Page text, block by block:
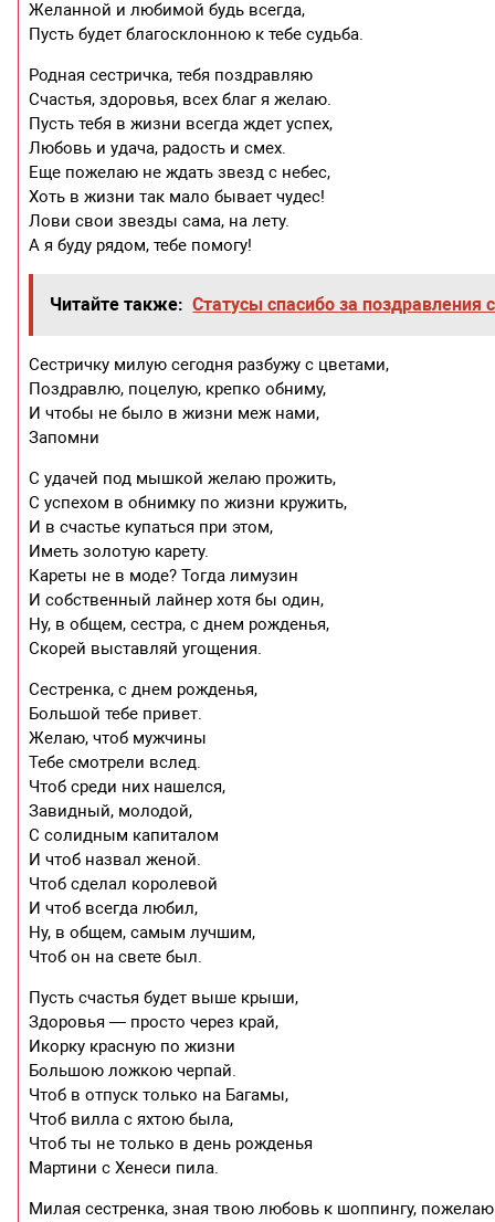
Желанной и любимой будь всегда,
Пусть будет благосклонною к тебе судьба.
Родная сестричка, тебя поздравляю
Счастья, здоровья, всех благ я желаю.
Пусть тебя в жизни всегда ждет успех,
Любовь и удача, радость и смех.
Еще пожелаю не ждать звезд с небес,
Хоть в жизни так мало бывает чудес!
Лови свои звезды сама, на лету.
А я буду рядом, тебе помогу!
Читайте также: Статусы спасибо за
Сестричку милую сегодня разбужу с цветами,
Поздравлю, поцелую, крепко обниму,
И чтобы не было в жизни меж нами,
Запомни
С удачей под мышкой желаю прожить,
С успехом в обнимку по жизни кружить,
И в счастье купаться при этом,
Иметь золотую карету.
Кареты не в моде? Тогда лимузин
И собственный лайнер хотя бы один,
Ну, в общем, сестра, с днем рожденья,
Скорей выставляй угощения.
Сестренка, с днем рожденья,
Большой тебе привет.
Желаю, чтоб мужчины
Тебе смотрели вслед.
Чтоб среди них нашелся,
Завидный, молодой,
С солидным капиталом
И чтоб назвал женой.
Чтоб сделал королевой
И чтоб всегда любил,
Ну, в общем, самым лучшим,
Чтоб он на свете был.
Пусть счастья будет выше крыши,
Здоровья — просто через край,
Икорку красную по жизни
Большою ложкою черпай.
Чтоб в отпуск только на Багамы,
Чтоб вилла с яхтою была,
Чтоб ты не только в день рожденья
Мартини с Хенеси пила.
Милая сестренка, зная твою любовь к шоппингу,